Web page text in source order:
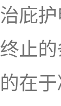
治庇
终止
的在